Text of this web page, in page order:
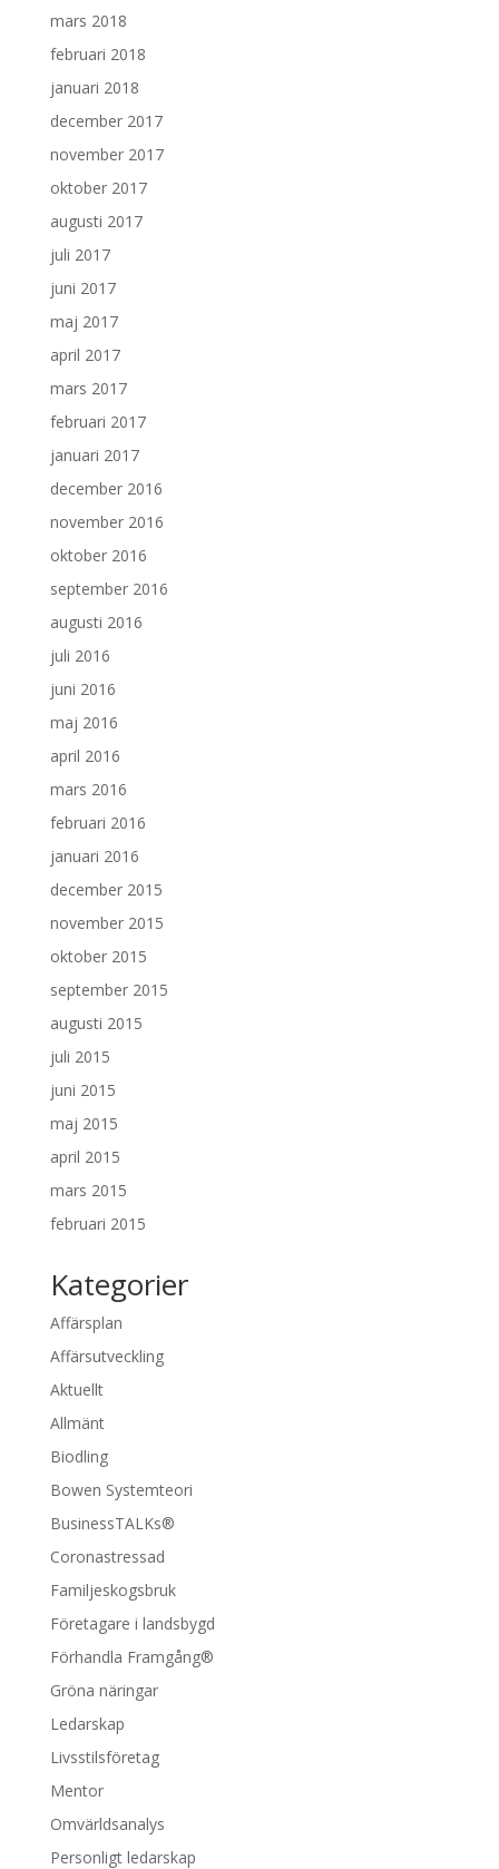
mars 2018
februari 2018
januari 2018
december 2017
november 2017
oktober 2017
augusti 2017
juli 2017
juni 2017
maj 2017
april 2017
mars 2017
februari 2017
januari 2017
december 2016
november 2016
oktober 2016
september 2016
augusti 2016
juli 2016
juni 2016
maj 2016
april 2016
mars 2016
februari 2016
januari 2016
december 2015
november 2015
oktober 2015
september 2015
augusti 2015
juli 2015
juni 2015
maj 2015
april 2015
mars 2015
februari 2015
Kategorier
Affärsplan
Affärsutveckling
Aktuellt
Allmänt
Biodling
Bowen Systemteori
BusinessTALKs®
Coronastressad
Familjeskogsbruk
Företagare i landsbygd
Förhandla Framgång®
Gröna näringar
Ledarskap
Livsstilsföretag
Mentor
Omvärldsanalys
Personligt ledarskap